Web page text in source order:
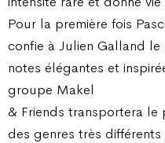
Pour la première fois
confie à Julien Galland le
notes élégantes et
groupe Makel
& Friends transportera
des genres très